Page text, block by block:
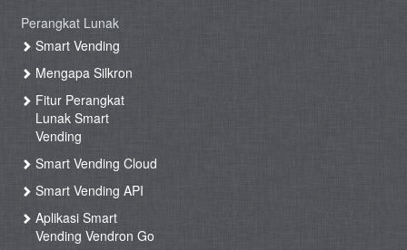
Perangkat Lunak
Smart Vending
Mengapa Silkron
Fitur Perangkat
Lunak Smart
Vending
Smart Vending Cloud
Smart Vending API
Aplikasi Smart
Vending Vendron Go